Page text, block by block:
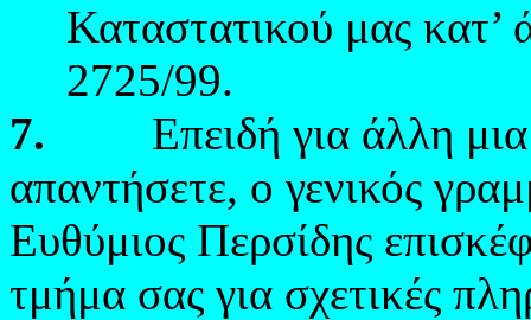
Καταστατικού μας
2725/99.
7. Επειδή για άλλη μια
απαντήσετε, ο γενικός
Ευθύμιος Περσίδης
τμήμα σας για σχετικές